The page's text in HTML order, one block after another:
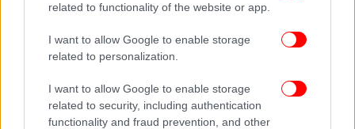
related to functionality of the website or app.
I want to allow Google to enable storage
related to personalization.
I want to allow Google to enable storage
related to security, including authentication
functionality and fraud prevention, and other